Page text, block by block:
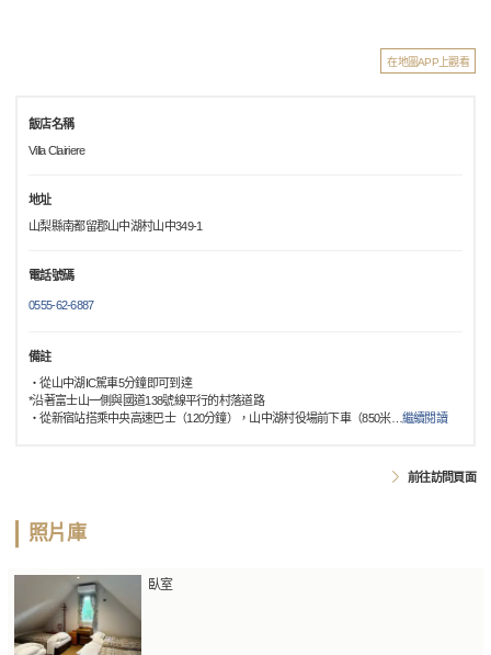
在地圖APP上觀看
飯店名稱
Villa Clairiere
地址
山梨縣南都留郡山中湖村山中349-1
電話號碼
0555-62-6887
備註
・從山中湖IC駕車5分鐘即可到達
*沿著富士山一側與國道138號線平行的村落道路
・從新宿站搭乘中央高速巴士（120分鐘），山中湖村役場前下車（850米… 繼續閱讀
前往訪問頁面
照片庫
臥室